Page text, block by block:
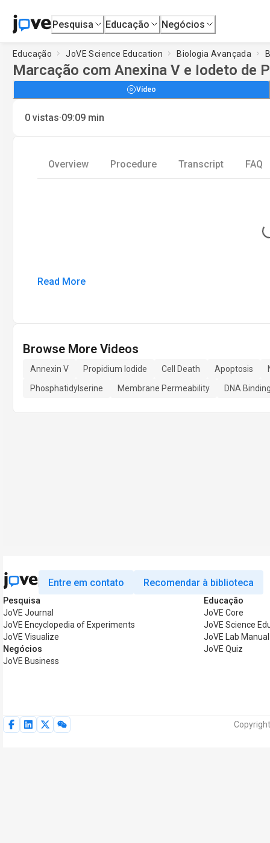
Pesquisa Educação Negócios
Educação JoVE Science Education Biologia Avançada
Marcação com Anexina V e Iodeto de
Vídeo
0 vistas·09:09 min
Overview Procedure Transcript FAQ
Read More
Browse More Videos
Annexin V Propidium Iodide Cell Death Apoptosis
Phosphatidylserine
Membrane Permeability DNA
Entre em contato Recomendar à biblioteca
Pesquisa
JoVE Journal
JoVE Encyclopedia of Experiments
JoVE Visualize
Negócios
JoVE Business
Educação
JoVE Core
JoVE Science
JoVE Lab Manual
JoVE Quiz